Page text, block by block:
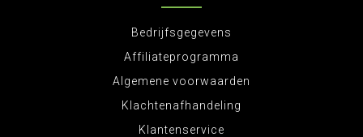
Bedrijfsgegevens
Affiliateprogramma
Algemene voorwaarden
Klachtenafhandeling
Klantenservice